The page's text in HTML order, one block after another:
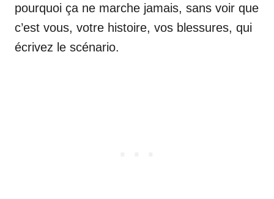
pourquoi ça ne marche jamais, sans voir que
c’est vous, votre histoire, vos blessures, qui
écrivez le scénario.